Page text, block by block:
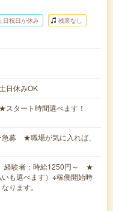
日祝日が休み 残業なし
日休みOK
タート時間選べます！
募 ★職場が気に入れば、
経験者：時給1250円～ ★
も選べます）※稼働開始時
ります。